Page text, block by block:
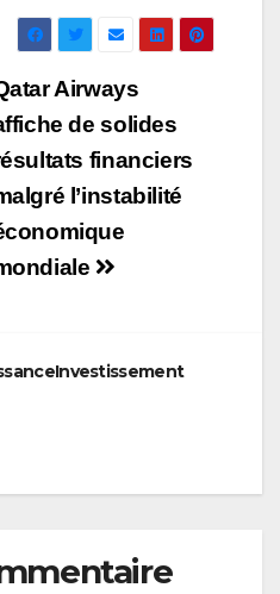
Airways
de solides
financiers
l’instabilité